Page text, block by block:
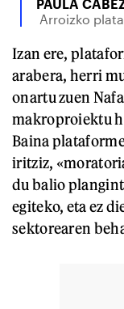
PAULA
Arroizko
Izan ere,
arabera, herri
onartu zuen
makroproiektu
Baina
iritziz,
du balio
egiteko, eta ez
sektorearen